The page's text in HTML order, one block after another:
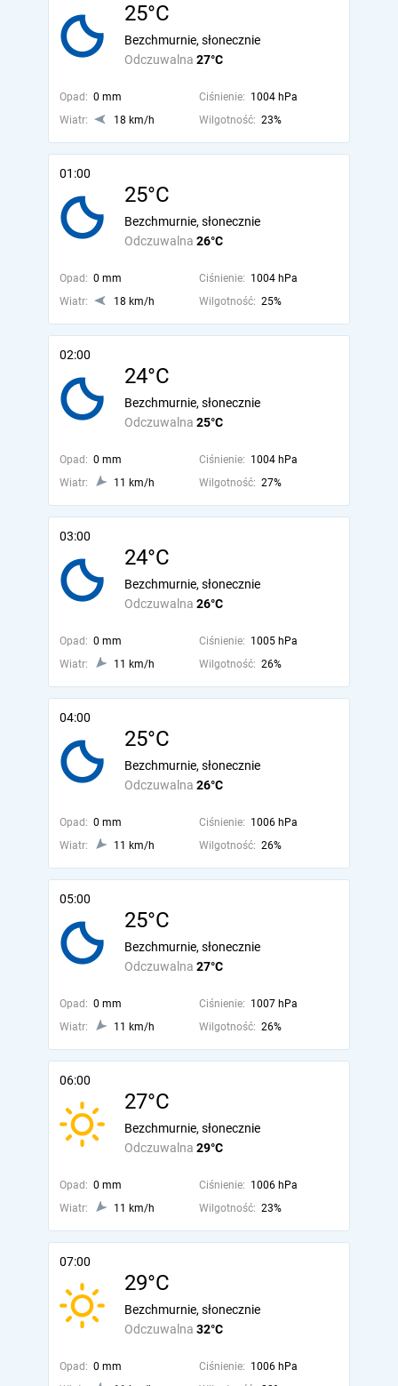
25°C
Odczuwalna 27°C
Bezchmurnie, słonecznie
Opad: 0 mm Ciśnienie: 1004 hPa
Wiatr:
18 km/h Wilgotność: 23%
01:00
25°C
Odczuwalna 26°C
Bezchmurnie, słonecznie
Opad: 0 mm Ciśnienie: 1004 hPa
Wiatr:
18 km/h Wilgotność: 25%
02:00
24°C
Odczuwalna 25°C
Bezchmurnie, słonecznie
Opad: 0 mm Ciśnienie: 1004 hPa
Wiatr:
11 km/h Wilgotność: 27%
03:00
24°C
Odczuwalna 26°C
Bezchmurnie, słonecznie
Opad: 0 mm Ciśnienie: 1005 hPa
Wiatr:
11 km/h Wilgotność: 26%
04:00
25°C
Odczuwalna 26°C
Bezchmurnie, słonecznie
Opad: 0 mm Ciśnienie: 1006 hPa
Wiatr:
11 km/h Wilgotność: 26%
05:00
25°C
Odczuwalna 27°C
Bezchmurnie, słonecznie
Opad: 0 mm Ciśnienie: 1007 hPa
Wiatr:
11 km/h Wilgotność: 26%
06:00
27°C
Odczuwalna 29°C
Bezchmurnie, słonecznie
Opad: 0 mm Ciśnienie: 1006 hPa
Wiatr:
11 km/h Wilgotność: 23%
07:00
29°C
Odczuwalna 32°C
Bezchmurnie, słonecznie
Opad: 0 mm Ciśnienie: 1006 hPa